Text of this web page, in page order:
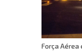
Força Aérea